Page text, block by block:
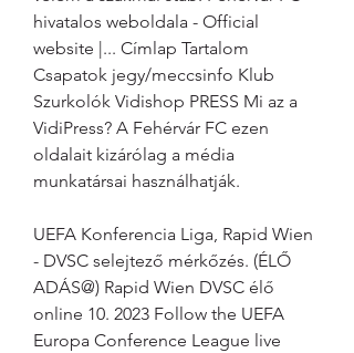
hivatalos weboldala - Official
website |... Címlap Tartalom
Csapatok jegy/meccsinfo Klub
Szurkolók Vidishop PRESS Mi az a
VidiPress? A Fehérvár FC ezen
oldalait kizárólag a média
munkatársai használhatják.
UEFA Konferencia Liga, Rapid Wien
- DVSC selejtező mérkőzés. (ÉLŐ
ADÁS@) Rapid Wien DVSC élő
online 10. 2023 Follow the UEFA
Europa Conference League live